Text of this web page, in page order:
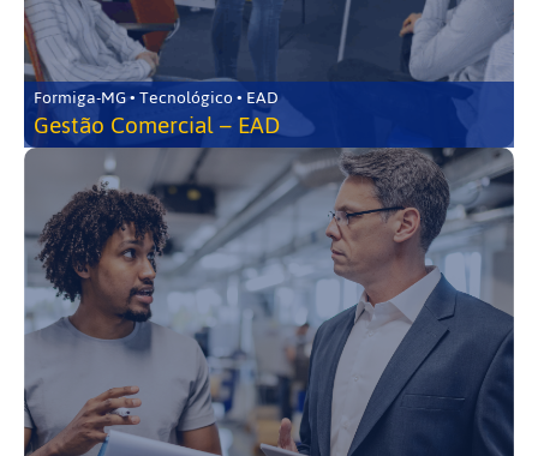
Formiga-MG • Tecnológico • EAD
Gestão Comercial – EAD